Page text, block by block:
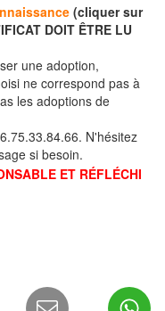
(cliquer sur
DOIT ÊTRE LU
une adoption,
ne correspond pas à
les adoptions de
N'hésitez
si besoin.
ET RÉFLÉCHI